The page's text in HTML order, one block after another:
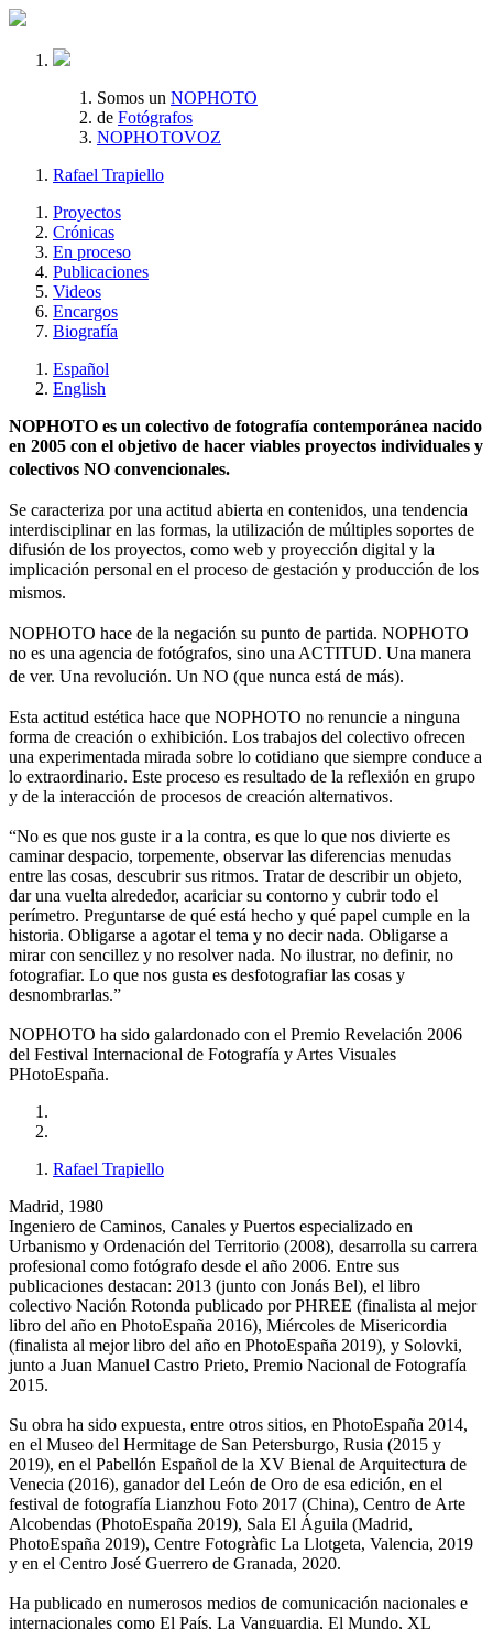
Somos un NOPHOTO
de Fotógrafos
NOPHOTOVOZ
Rafael Trapiello
Proyectos
Crónicas
En proceso
Publicaciones
Videos
Encargos
Biografía
Español
English
NOPHOTO es un colectivo de fotografía contemporánea nacido
en 2005 con el objetivo de hacer viables proyectos individuales y
colectivos NO convencionales.
Se caracteriza por una actitud abierta en contenidos, una tendencia
interdisciplinar en las formas, la utilización de múltiples soportes de
difusión de los proyectos, como web y proyección digital y la
implicación personal en el proceso de gestación y producción de los
mismos.
NOPHOTO hace de la negación su punto de partida. NOPHOTO
no es una agencia de fotógrafos, sino una ACTITUD. Una manera
de ver. Una revolución. Un NO (que nunca está de más).
Esta actitud estética hace que NOPHOTO no renuncie a ninguna
forma de creación o exhibición. Los trabajos del colectivo ofrecen
una experimentada mirada sobre lo cotidiano que siempre conduce a
lo extraordinario. Este proceso es resultado de la reflexión en grupo
y de la interacción de procesos de creación alternativos.
“No es que nos guste ir a la contra, es que lo que nos divierte es
caminar despacio, torpemente, observar las diferencias menudas
entre las cosas, descubrir sus ritmos. Tratar de describir un objeto,
dar una vuelta alrededor, acariciar su contorno y cubrir todo el
perímetro. Preguntarse de qué está hecho y qué papel cumple en la
historia. Obligarse a agotar el tema y no decir nada. Obligarse a
mirar con sencillez y no resolver nada. No ilustrar, no definir, no
fotografiar. Lo que nos gusta es desfotografiar las cosas y
desnombrarlas.”
NOPHOTO ha sido galardonado con el Premio Revelación 2006
del Festival Internacional de Fotografía y Artes Visuales
PHotoEspaña.
Rafael Trapiello
Madrid, 1980
Ingeniero de Caminos, Canales y Puertos especializado en
Urbanismo y Ordenación del Territorio (2008), desarrolla su carrera
profesional como fotógrafo desde el año 2006. Entre sus
publicaciones destacan: 2013 (junto con Jonás Bel), el libro
colectivo Nación Rotonda publicado por PHREE (finalista al mejor
libro del año en PhotoEspaña 2016), Miércoles de Misericordia
(finalista al mejor libro del año en PhotoEspaña 2019), y Solovki,
junto a Juan Manuel Castro Prieto, Premio Nacional de Fotografía
2015.
Su obra ha sido expuesta, entre otros sitios, en PhotoEspaña 2014,
en el Museo del Hermitage de San Petersburgo, Rusia (2015 y
2019), en el Pabellón Español de la XV Bienal de Arquitectura de
Venecia (2016), ganador del León de Oro de esa edición, en el
festival de fotografía Lianzhou Foto 2017 (China), Centro de Arte
Alcobendas (PhotoEspaña 2019), Sala El Águila (Madrid,
PhotoEspaña 2019), Centre Fotogràfic La Llotgeta, Valencia, 2019
y en el Centro José Guerrero de Granada, 2020.
Ha publicado en numerosos medios de comunicación nacionales e
internacionales como El País, La Vanguardia, El Mundo, XL